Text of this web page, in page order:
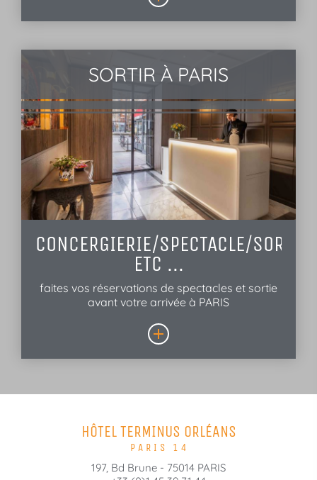
SORTIR À PARIS
CONCERGIERIE/SPECTACLE/
ETC ...
faites vos réservations de spectacles et sortie
avant votre arrivée à PARIS
HÔTEL TERMINUS ORLÉANS
PARIS 14
197, Bd Brune - 75014 PARIS